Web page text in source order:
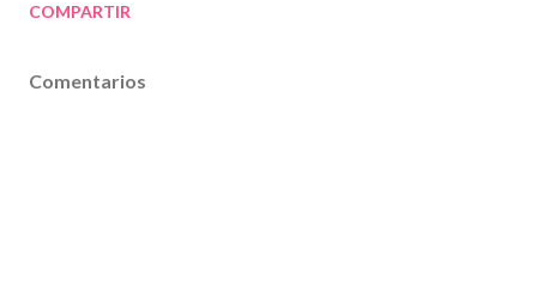
COMPARTIR
Comentarios